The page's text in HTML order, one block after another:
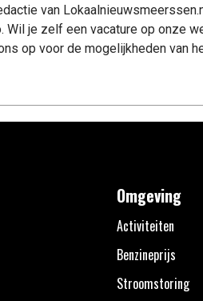
van
Wil je zelf een vacature op onze
op voor de mogelijkheden van
Omgeving
Activiteiten
Benzineprijs
Stroomstoring